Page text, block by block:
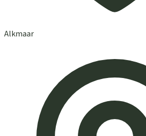
Alkmaar